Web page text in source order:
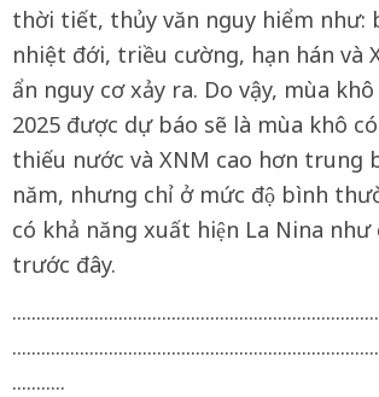
thời tiết, thủy văn nguy hiểm như:
nhiệt đới, triều cường, hạn hán và
ẩn nguy cơ xảy ra. Do vậy, mùa
2025 được dự báo sẽ là mùa khô
thiếu nước và XNM cao hơn trung
năm, nhưng chỉ ở mức độ bình
có khả năng xuất hiện La Nina như
trước đây.
...........